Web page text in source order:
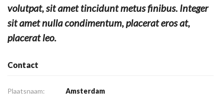
volutpat, sit amet tincidunt metus finibus. Integer
sit amet nulla condimentum, placerat eros at,
placerat leo.
Contact
Plaatsnaam:
Amsterdam